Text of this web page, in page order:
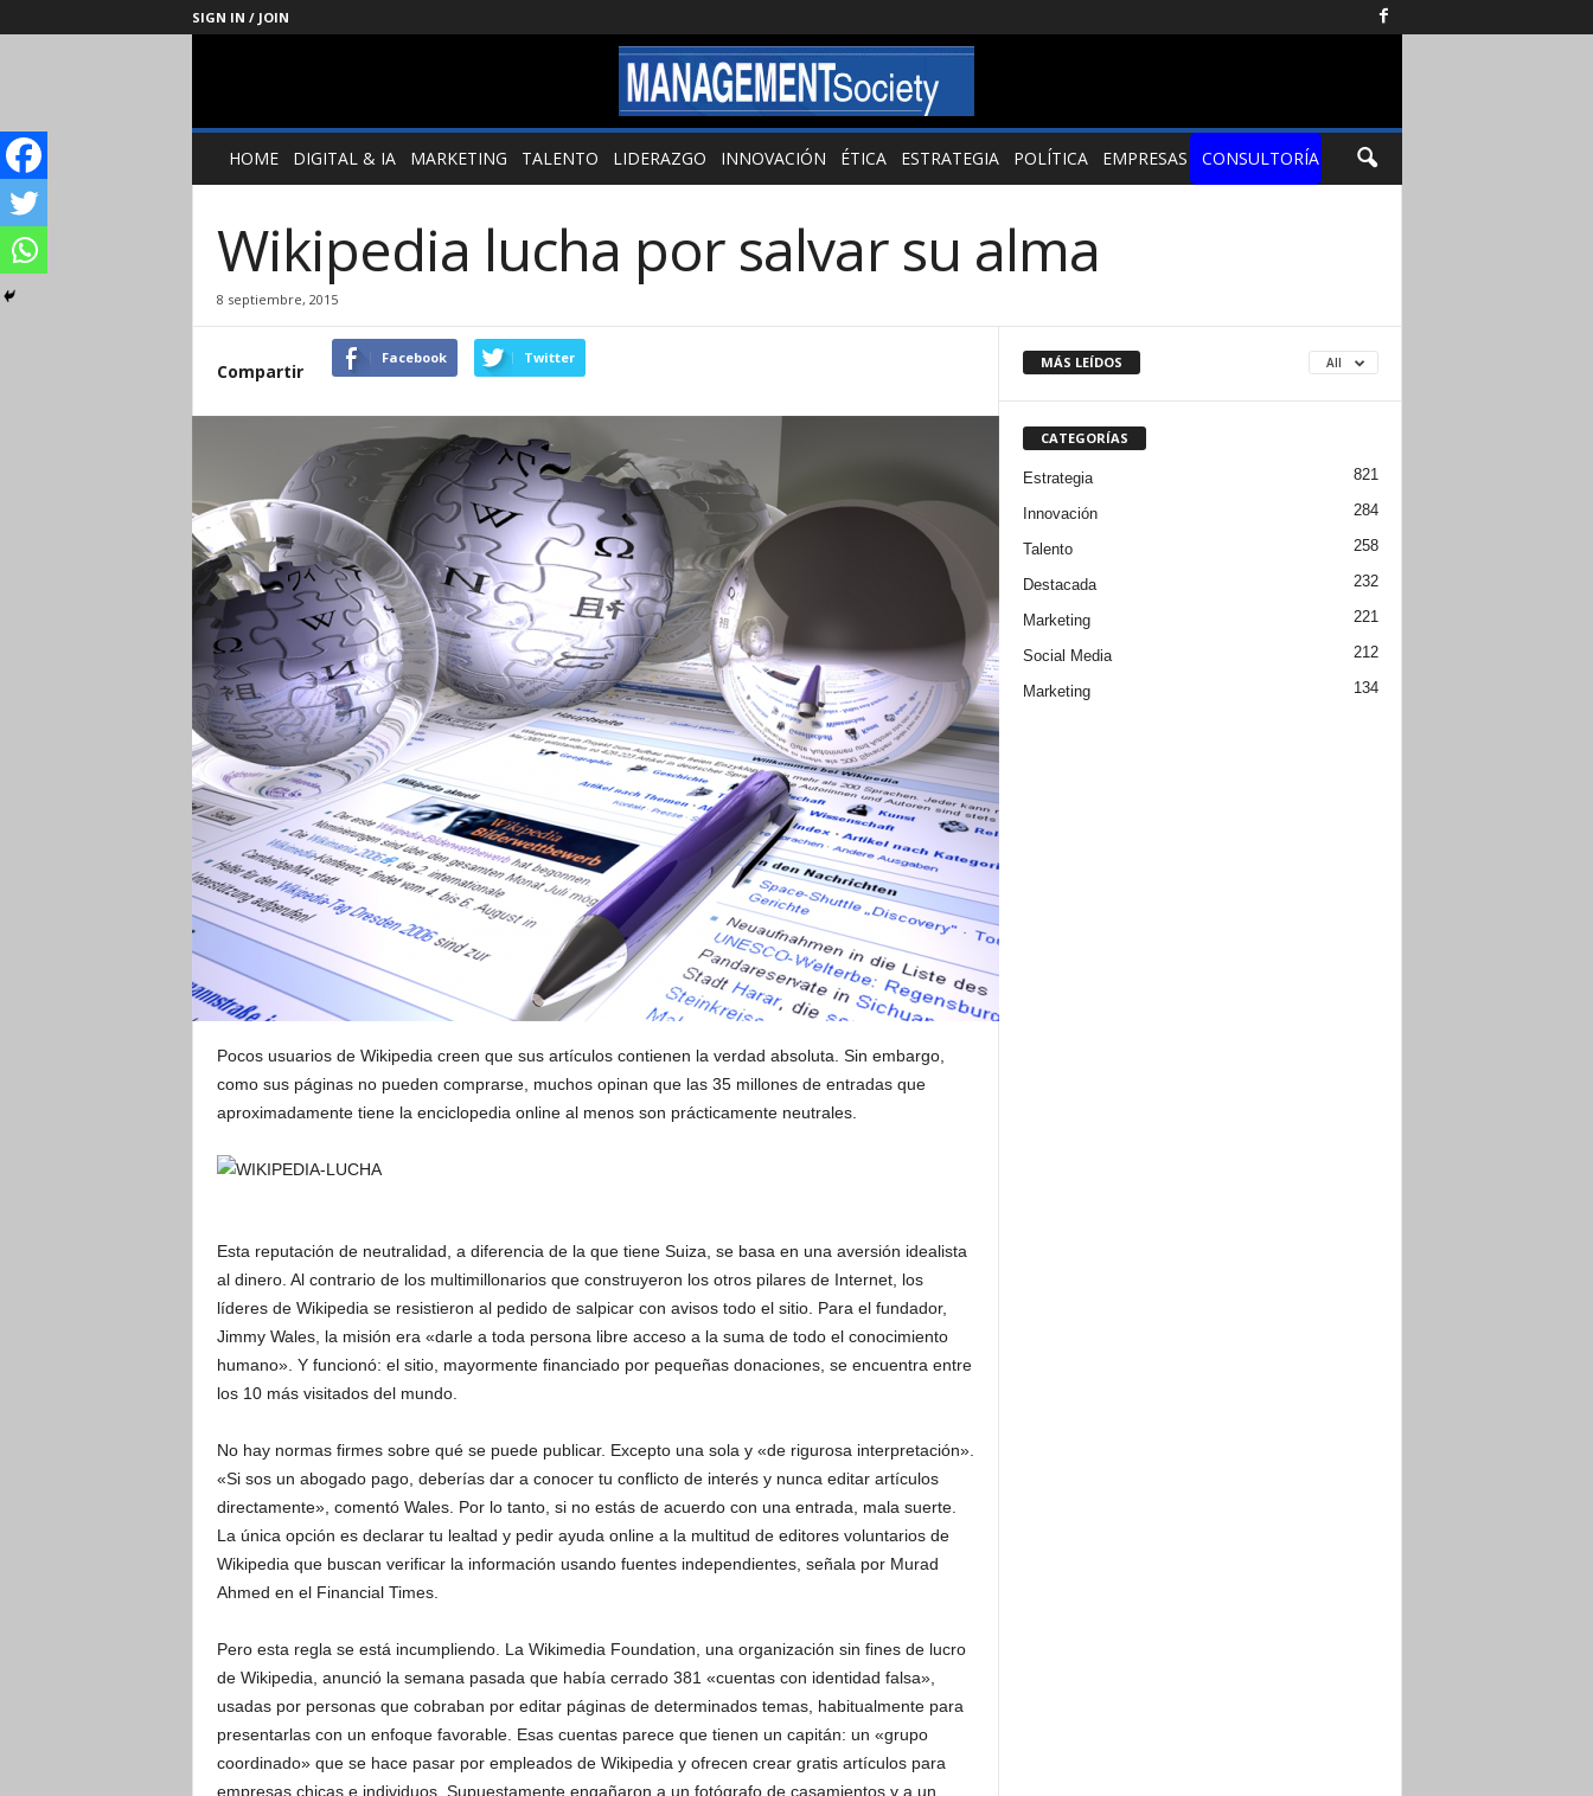
SIGN IN / JOIN
Management
SocietyHOME DIGITAL & IA MARKETING TALENTO LIDERAZGO INNOVACIÓN ÉTICA ESTRATEGIA POLÍTICA EMPRESAS CONSULTORÍA
Wikipedia lucha por salvar su alma
8 septiembre, 2015
Compartir
Facebook Twitter
Pocos usuarios de Wikipedia creen que sus artículos contienen la verdad absoluta. Sin embargo,
como sus páginas no pueden comprarse, muchos opinan que las 35 millones de entradas que
aproximadamente tiene la enciclopedia online al menos son prácticamente neutrales.
Esta reputación de neutralidad, a diferencia de la que tiene Suiza, se basa en una aversión idealista
al dinero. Al contrario de los multimillonarios que construyeron los otros pilares de Internet, los
líderes de Wikipedia se resistieron al pedido de salpicar con avisos todo el sitio. Para el fundador,
Jimmy Wales, la misión era «darle a toda persona libre acceso a la suma de todo el conocimiento
humano». Y funcionó: el sitio, mayormente financiado por pequeñas donaciones, se encuentra entre
los 10 más visitados del mundo.
No hay normas firmes sobre qué se puede publicar. Excepto una sola y «de rigurosa interpretación».
«Si sos un abogado pago, deberías dar a conocer tu conflicto de interés y nunca editar artículos
directamente», comentó Wales. Por lo tanto, si no estás de acuerdo con una entrada, mala suerte.
La única opción es declarar tu lealtad y pedir ayuda online a la multitud de editores voluntarios de
Wikipedia que buscan verificar la información usando fuentes independientes, señala por Murad
Ahmed en el Financial Times.
Pero esta regla se está incumpliendo. La Wikimedia Foundation, una organización sin fines de lucro
de Wikipedia, anunció la semana pasada que había cerrado 381 «cuentas con identidad falsa»,
usadas por personas que cobraban por editar páginas de determinados temas, habitualmente para
presentarlas con un enfoque favorable. Esas cuentas parece que tienen un capitán: un «grupo
coordinado» que se hace pasar por empleados de Wikipedia y ofrecen crear gratis artículos para
empresas chicas e individuos. Supuestamente engañaron a un fotógrafo de casamientos y a un
MÁS LEÍDOS All
CATEGORÍAS
Estrategia 821
Innovación 284
Talento 258
Destacada 232
Marketing 221
Social Media 212
Marketing 134